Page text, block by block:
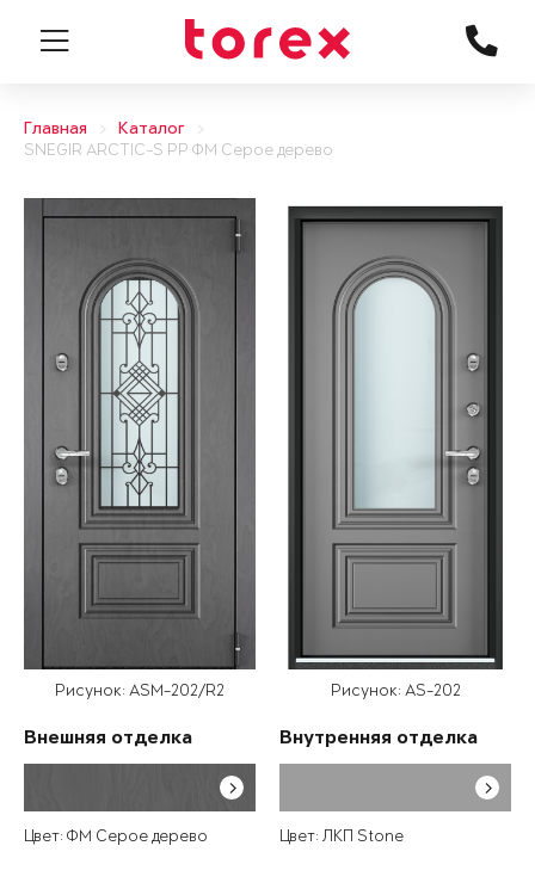
Главная
Каталог
SNEGIR ARCTIC-S PP ФМ Серое дерево
Рисунок: ASM-202/R2
Внешняя отделка
Цвет: ФМ Серое дерево
Рисунок: AS-202
Внутренняя отделка
Цвет: ЛКП Stone